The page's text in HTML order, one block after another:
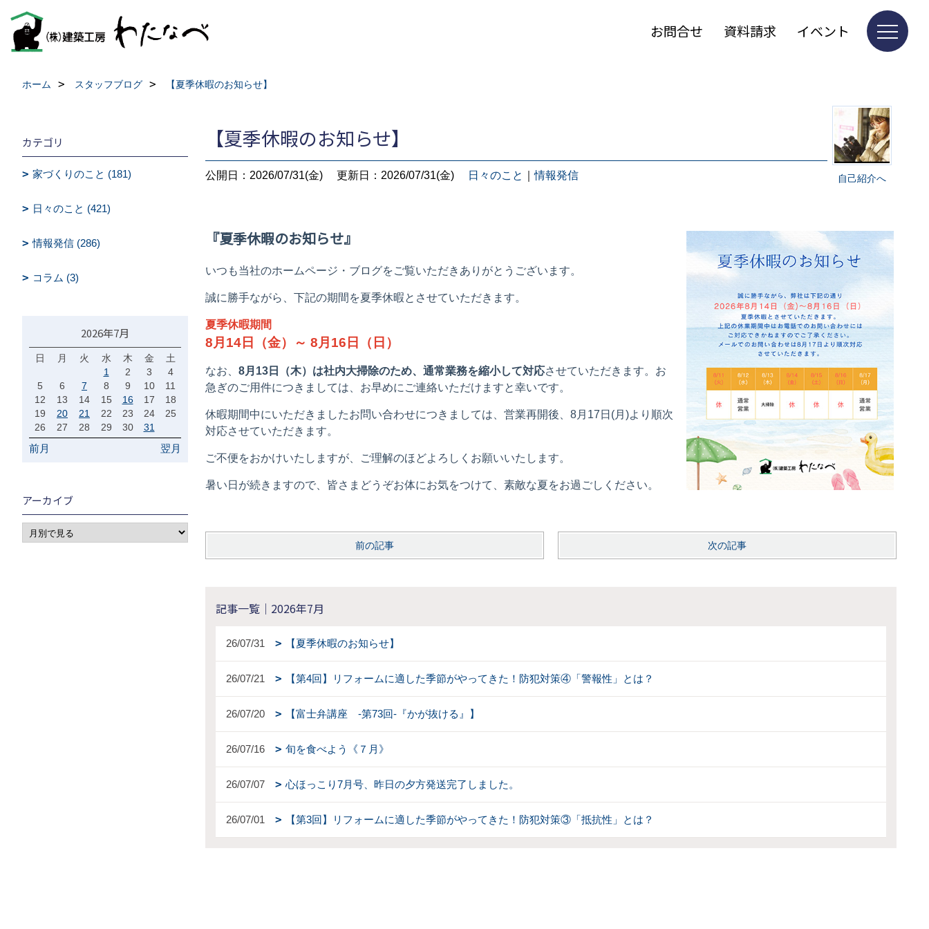
お問合せ 資料請求 イベント
ホーム スタッフブログ 【夏季休暇のお知らせ】
自己紹介へ
【夏季休暇のお知らせ】
公開日：2026/07/31(金) 更新日：2026/07/31(金) 日々のこと ｜情報発信
『夏季休暇のお知らせ』
いつも当社のホームページ・ブログをご覧いただきありがとうございます。
誠に勝手ながら、下記の期間を夏季休暇とさせていただきます。
夏季休暇期間
8月14日（金）～ 8月16日（日）
なお、 8月13日（木）は社内大掃除のため、通常業務を縮小して対応させていただきます。 お
急ぎのご用件につきましては、お早めにご連絡いただけますと幸いです。
休暇期間中にいただきましたお問い合わせにつきましては、営業再開後、8月17日(月)より順次
対応させていただきます。
ご不便をおかけいたしますが、ご理解のほどよろしくお願いいたします。
暑い日が続きますので、皆さまどうぞお体にお気をつけて、素敵な夏をお過ごしください。
前の記事 次の記事
記事一覧｜2026年7月
26/07/31 【夏季休暇のお知らせ】
26/07/21 【第4回】リフォームに適した季節がやってきた！防犯対策④「警報性」とは？
26/07/20 【富士弁講座 -第73回-『かが抜ける』】
26/07/16 旬を食べよう《７月》
26/07/07 心ほっこり7月号、昨日の夕方発送完了しました。
26/07/01 【第3回】リフォームに適した季節がやってきた！防犯対策③「抵抗性」とは？
カテゴリ
家づくりのこと (181)
日々のこと (421)
情報発信 (286)
コラム (3)
2026年7月
日 月 火 水 木 金
土
1
2 3
4
5
6 7 8 9 10
11
12
13 14 15 16 17
18
19
20 21 22 23 24
25
26
27 28 29 30 31
前月 翌月
アーカイブ